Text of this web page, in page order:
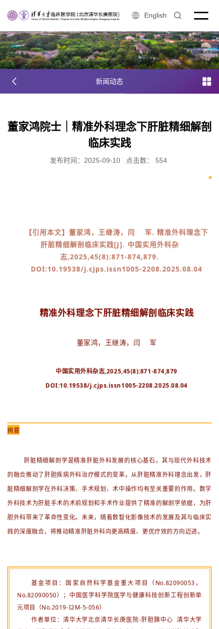
English
【引用本文】董家鸿，王继涛，闫 军.精准外科理念下
肝脏精细解剖临床实践[J]. 中国实用外科杂
精准外科理念下肝脏精细解剖临床实践
董家鸿，王继涛，闫 军
肝脏精细解剖学是精准肝脏外科发展的核心基石，其与现代外科技术
的融合推动了肝胆疾病外科治疗模式的变革。从肝脏精准外科理念出发，肝
脏精细解剖学在外科决策、手术规划、术中操作均有至关重要的作用。数字
外科技术为肝脏手术的术前规划和手术作业提供了精准的解剖学依据，为肝
基金项目：国家自然科学基金重大项目（No.82090053，
No.82090050）；中国医学科学院医学与健康科技创新工程创新单